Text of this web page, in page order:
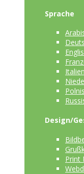
Sprache
Design/
Print